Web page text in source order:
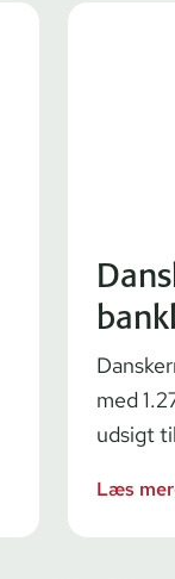
med
udsigt
Læs